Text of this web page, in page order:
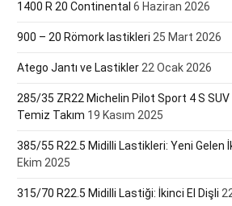
1400 R 20 Continental 6 Haziran 2026
900 – 20 Römork lastikleri 25 Mart 2026
Atego Jantı ve Lastikler 22 Ocak 2026
285/35 ZR22 Michelin Pilot Sport 4 S
Temiz Takım 19 Kasım 2025
385/55 R22.5 Midilli Lastikleri: Yeni Gelen
Ekim 2025
315/70 R22.5 Midilli Lastiği: İkinci El Dişli